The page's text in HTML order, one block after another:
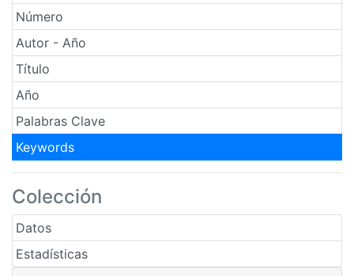
Número
Autor - Año
Título
Año
Palabras Clave
Keywords
Colección
Datos
Estadísticas